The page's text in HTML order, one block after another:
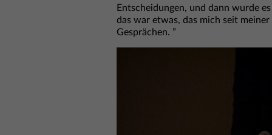
Entscheidungen, und dann wurde
das war etwas, das mich seit
Gesprächen. ”